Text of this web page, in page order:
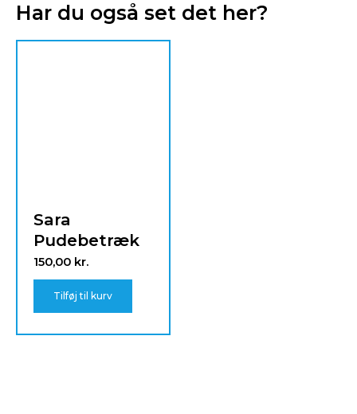
Har du også set det her?
Sara
Pudebetræk
150,00 kr.
Tilføj til kurv